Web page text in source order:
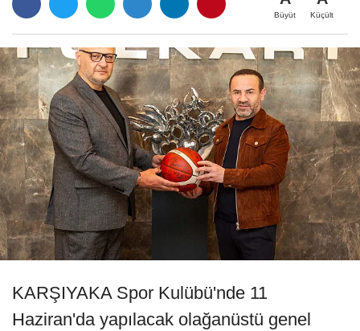
Büyüt Küçült
KARŞIYAKA Spor Kulübü'nde 11
Haziran'da yapılacak olağanüstü genel